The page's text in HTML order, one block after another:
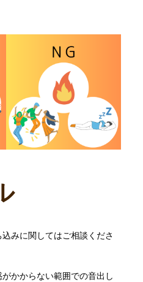
みに関してはご相談くださ
かからない範囲での音出し